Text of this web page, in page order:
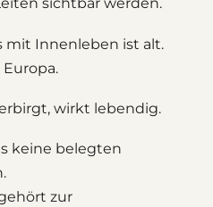
mit Innenleben ist alt.
wirkt lebendig.
keine belegten
zur